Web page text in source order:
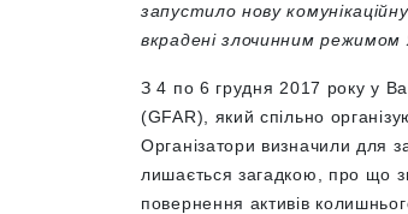
запустило нову
вкрадені злочинним
З 4 по 6 грудня 2017 року у
(GFAR), який спільно
Організатори визначили для
лишається загадкою, про що
повернення активів